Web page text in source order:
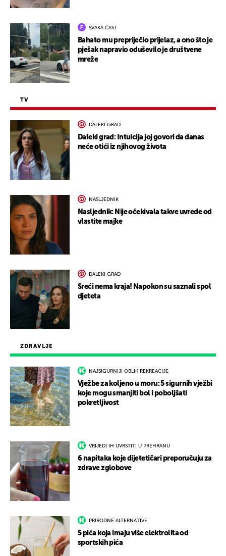
ZDRAVLJE
NAJSIGURNIJI OBLIK REKREACIJE
Vježbe za koljeno u moru: 5 sigurnih vježbi
koje mogu smanjiti bol i poboljšati
pokretljivost
VRIJEDI IH UVRSTITI U PREHRANU
6 napitaka koje dijetetičari preporučuju za
zdrave zglobove
PRIRODNE ALTERNATIVE
5 pića koja imaju više elektrolita od
sportskih pića
SVAKA ČAST
Bahato mu prepriječio prijelaz, a ono što je
pješak napravio oduševilo je društvene
mreže
TV
DALEKI GRAD
Daleki grad: Intuicija joj govori da danas
neće otići iz njihovog života
NASLJEDNIK
Nasljednik: Nije očekivala takve uvrede od
vlastite majke
DALEKI GRAD
Sreći nema kraja! Napokon su saznali spol
djeteta